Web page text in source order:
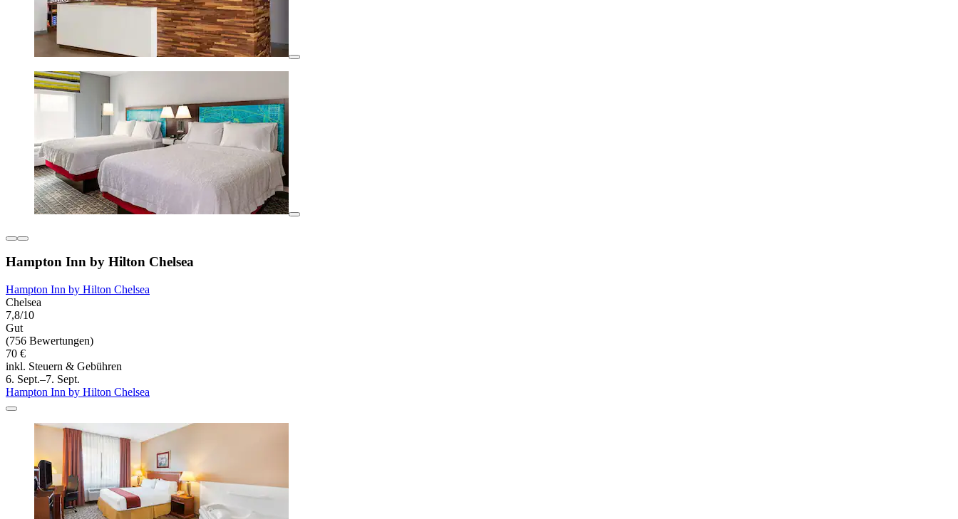
Hampton Inn by Hilton Chelsea
Hampton Inn by Hilton Chelsea
Chelsea
7,8/10
Gut
(756 Bewertungen)
70 €
inkl. Steuern & Gebühren
6. Sept.–7. Sept.
Hampton Inn by Hilton Chelsea